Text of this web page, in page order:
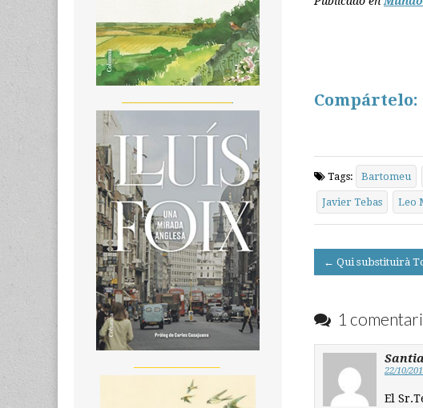
Compártelo:
Tags: Bartomeu
Javier Tebas Leo
Post
navigation
← Qui substituirà
1
22/10/
El